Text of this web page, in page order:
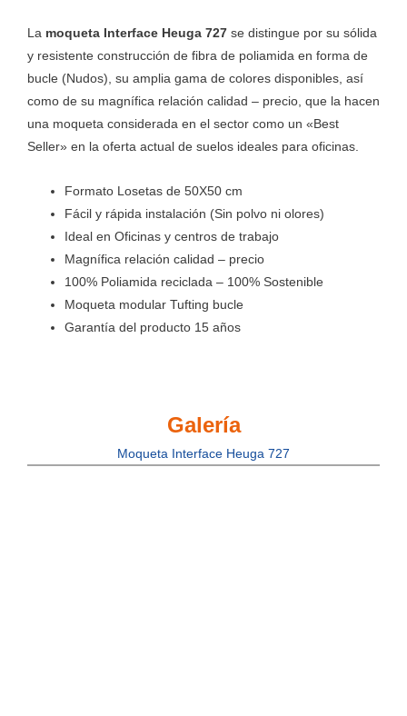
La moqueta Interface Heuga 727 se distingue por su sólida
y resistente construcción de fibra de poliamida en forma de
bucle (Nudos), su amplia gama de colores disponibles, así
como de su magnífica relación calidad – precio, que la hacen
una moqueta considerada en el sector como un «Best
Seller» en la oferta actual de suelos ideales para oficinas.
Formato Losetas de 50X50 cm
Fácil y rápida instalación (Sin polvo ni olores)
Ideal en Oficinas y centros de trabajo
Magnífica relación calidad – precio
100% Poliamida reciclada – 100% Sostenible
Moqueta modular Tufting bucle
Garantía del producto 15 años
Galería
Moqueta Interface Heuga 727